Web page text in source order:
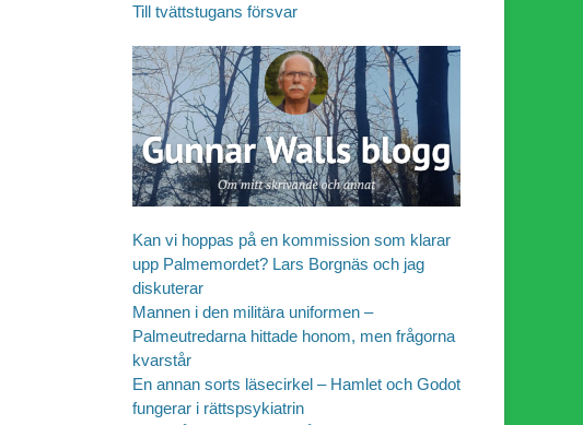
Till tvättstugans försvar
Kan vi hoppas på en kommission som klarar
upp Palmemordet? Lars Borgnäs och jag
diskuterar
Mannen i den militära uniformen –
Palmeutredarna hittade honom, men frågorna
kvarstår
En annan sorts läsecirkel – Hamlet och Godot
fungerar i rättspsykiatrin